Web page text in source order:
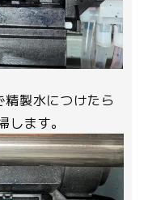
製水につけたら
ます。